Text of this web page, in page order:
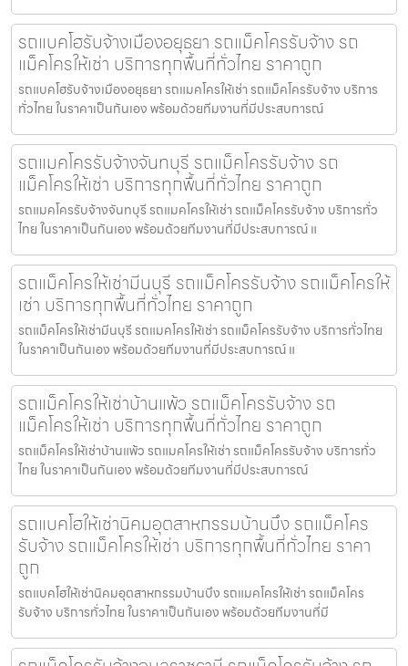
รถแบคโฮรับจ้างเมืองอยุธยา รถแม็คโครรับจ้าง รถ
แม็คโครให้เช่า บริการทุกพื้นที่ทั่วไทย ราคาถูก
รถแบคโฮรับจ้างเมืองอยุธยา รถแมคโครให้เช่า รถแม็คโครรับจ้าง บริการ
ทั่วไทย ในราคาเป็นกันเอง พร้อมด้วยทีมงานที่มีประสบการณ์
รถแมคโครรับจ้างจันทบุรี รถแม็คโครรับจ้าง รถ
แม็คโครให้เช่า บริการทุกพื้นที่ทั่วไทย ราคาถูก
รถแมคโครรับจ้างจันทบุรี รถแมคโครให้เช่า รถแม็คโครรับจ้าง บริการทั่ว
ไทย ในราคาเป็นกันเอง พร้อมด้วยทีมงานที่มีประสบการณ์ แ
รถแม็คโครให้เช่ามีนบุรี รถแม็คโครรับจ้าง รถแม็คโครให้
เช่า บริการทุกพื้นที่ทั่วไทย ราคาถูก
รถแม็คโครให้เช่ามีนบุรี รถแมคโครให้เช่า รถแม็คโครรับจ้าง บริการทั่วไทย
ในราคาเป็นกันเอง พร้อมด้วยทีมงานที่มีประสบการณ์ แ
รถแม็คโครให้เช่าบ้านแพ้ว รถแม็คโครรับจ้าง รถ
แม็คโครให้เช่า บริการทุกพื้นที่ทั่วไทย ราคาถูก
รถแม็คโครให้เช่าบ้านแพ้ว รถแมคโครให้เช่า รถแม็คโครรับจ้าง บริการทั่ว
ไทย ในราคาเป็นกันเอง พร้อมด้วยทีมงานที่มีประสบการณ์
รถแบคโฮให้เช่านิคมอุตสาหกรรมบ้านบึง รถแม็คโคร
รับจ้าง รถแม็คโครให้เช่า บริการทุกพื้นที่ทั่วไทย ราคา
ถูก
รถแบคโฮให้เช่านิคมอุตสาหกรรมบ้านบึง รถแมคโครให้เช่า รถแม็คโคร
รับจ้าง บริการทั่วไทย ในราคาเป็นกันเอง พร้อมด้วยทีมงานที่มี